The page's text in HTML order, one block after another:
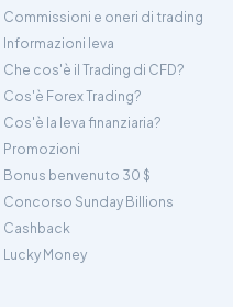
Commissioni e oneri di trading
Informazioni leva
Che cos'è il Trading di CFD?
Cos'è Forex Trading?
Cos'è la leva finanziaria?
Promozioni
Bonus benvenuto 30 $
Concorso Sunday Billions
Cashback
Lucky Money